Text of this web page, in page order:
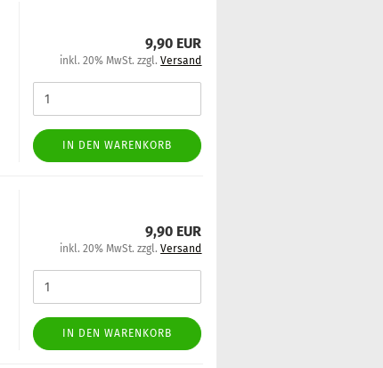
9,90 EUR
inkl. 20% MwSt. zzgl.Versand
IN DEN WARENKORB
9,90 EUR
inkl. 20% MwSt. zzgl.Versand
IN DEN WARENKORB